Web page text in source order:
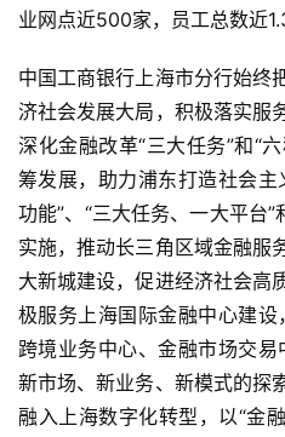
业网点近500家，员工总数近
中国工商银行上海市分行始终
济社会发展大局，积极落实服
深化金融改革“三大任务”和“
筹发展，助力浦东打造社会
功能”、“三大任务、一大平台
实施，推动长三角区域金融服
大新城建设，促进经济社会高
极服务上海国际金融中心建设
跨境业务中心、金融市场交
新市场、新业务、新模式的探
融入上海数字化转型，以“金